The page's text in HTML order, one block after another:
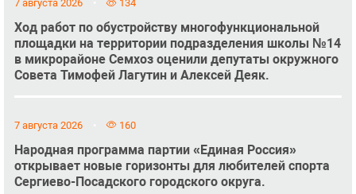
7 августа 2026 134
Ход работ по обустройству многофункциональной
площадки на территории подразделения школы №14
в микрорайоне Семхоз оценили депутаты окружного
Совета Тимофей Лагутин и Алексей Деяк.
7 августа 2026 160
Народная программа партии «Единая Россия»
открывает новые горизонты для любителей спорта
Сергиево-Посадского городского округа.